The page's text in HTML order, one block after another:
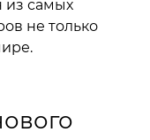
из самых
не только